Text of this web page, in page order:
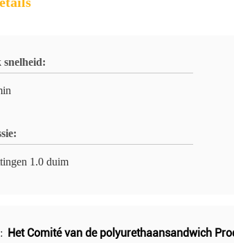
1.0 duim
Het Comité van de polyurethaansandwich